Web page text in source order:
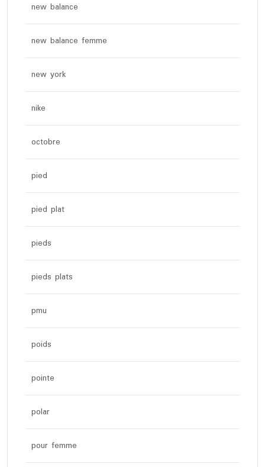
new balance
new balance femme
new york
nike
octobre
pied
pied plat
pieds
pieds plats
pmu
poids
pointe
polar
pour femme